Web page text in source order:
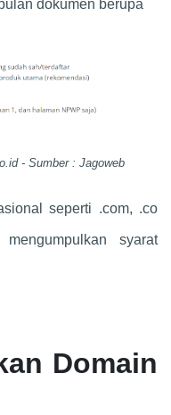
dokumen berupa
- Sumber : Jagoweb
seperti .com, .co
syarat
Domain